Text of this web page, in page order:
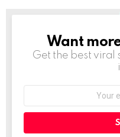
NEWSLETTER
Want
Get the best viral